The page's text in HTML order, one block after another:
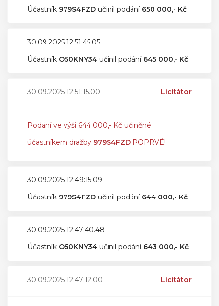
Účastník 979S4FZD učinil podání 650 000,- Kč
30.09.2025 12:51:45.05
Účastník O50KNY34 učinil podání 645 000,- Kč
30.09.2025 12:51:15.00 Licitátor
Podání ve výši 644 000,- Kč učiněné
účastníkem dražby 979S4FZD POPRVÉ!
30.09.2025 12:49:15.09
Účastník 979S4FZD učinil podání 644 000,- Kč
30.09.2025 12:47:40.48
Účastník O50KNY34 učinil podání 643 000,- Kč
30.09.2025 12:47:12.00 Licitátor